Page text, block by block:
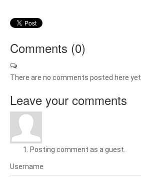
Comments (0)
There are no comments posted here yet
Leave your comments
Posting comment as a guest.
Username